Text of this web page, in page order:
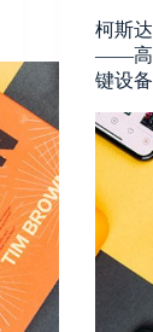
柯斯
——高
键设备